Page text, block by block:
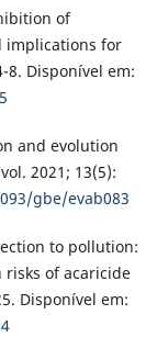
of
implications for
8. Disponível em:
and evolution
2021; 13(5):
gbe/evab083
to pollution:
of acaricide
Disponível em: